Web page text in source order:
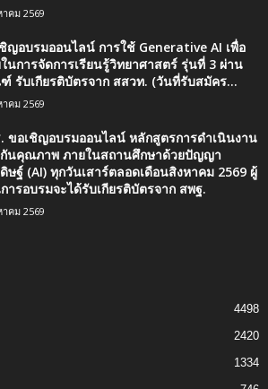
าคม 2569
ญอบรมออนไลน์ การใช้ Generative AI เพื่อ
นการจัดการเรียนรู้วิทยาศาสตร์ รุ่นที่ 3 ผ่าน
รับเกียรติบัตรจาก สสวท. (วันที่รับสมัคร...
าคม 2569
ขอเชิญอบรมออนไลน์ หลักสูตรการดำเนินงาน
นคุณภาพ ภายในสถานศึกษาด้วยปัญญา
ษฐ์ (AI) ทุกวันเสาร์ตลอดเดือนสิงหาคม 2569 ผู้
ารอบรมจะได้รับเกียรติบัตรจาก สพฐ.
าคม 2569
4498
2420
1334